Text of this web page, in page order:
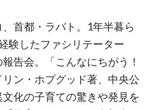
⾸都・ラバト。1年半暮ら
験したファシリテーター
告会。「こんなにちがう！
ン・ホプグッド著、中央公
化の⼦育ての驚きや発⾒を